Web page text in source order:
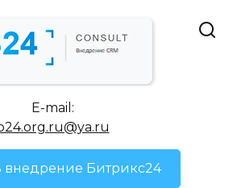
E-mail:
внедрение Битрикс24